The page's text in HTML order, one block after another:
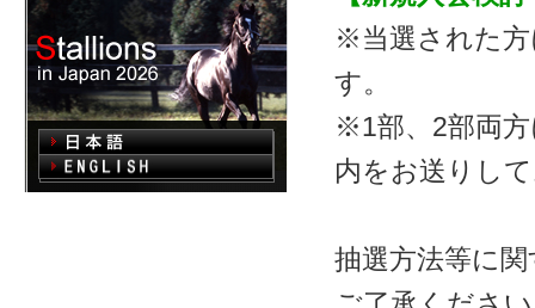
※当選された方
す。
※1部、2部両
内をお送りし
抽選方法等に